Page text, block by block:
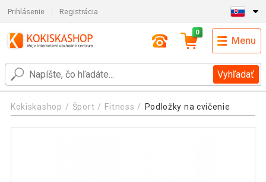
Prihlásenie Registrácia
Vyhľadať
0
Menu
Kokiskashop Šport Fitness Podložky na cvičenie